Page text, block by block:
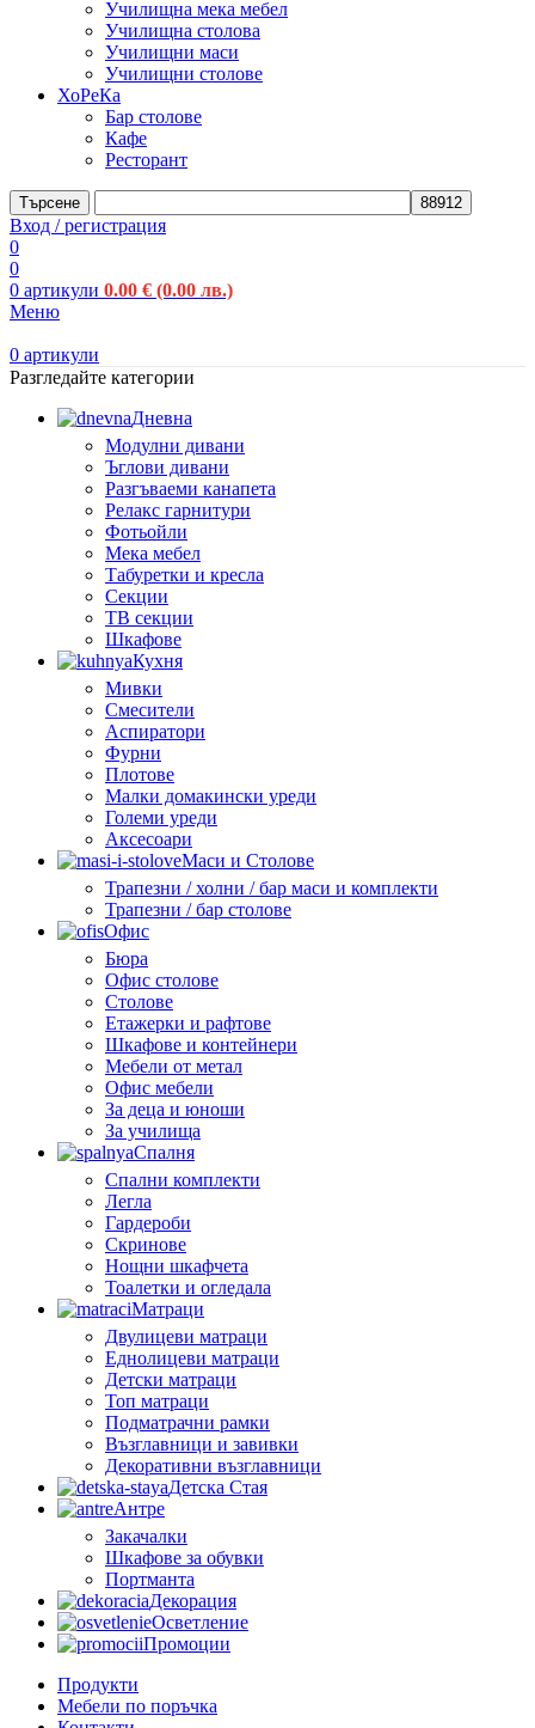
Училищна мека мебел
Училищна столова
Училищни маси
Училищни столове
ХоРеКа
Бар столове
Кафе
Ресторант
Търсене
Вход / регистрация
0
0
0 артикули 0.00 € (0.00 лв.)
Меню
0 артикули
Разгледайте категории
Дневна
Модулни дивани
Ъглови дивани
Разгъваеми канапета
Релакс гарнитури
Фотьойли
Мека мебел
Табуретки и кресла
Секции
ТВ секции
Шкафове
Кухня
Мивки
Смесители
Аспиратори
Фурни
Плотове
Малки домакински уреди
Големи уреди
Аксесоари
Маси и Столове
Трапезни / холни / бар маси и комплекти
Трапезни / бар столове
Офис
Бюра
Офис столове
Столове
Етажерки и рафтове
Шкафове и контейнери
Мебели от метал
Офис мебели
За деца и юноши
За училища
Спалня
Спални комплекти
Легла
Гардероби
Скринове
Нощни шкафчета
Тоалетки и огледала
Матраци
Двулицеви матраци
Еднолицеви матраци
Детски матраци
Топ матраци
Подматрачни рамки
Възглавници и завивки
Декоративни възглавници
Детска Стая
Антре
Закачалки
Шкафове за обувки
Портманта
Декорация
Осветление
Промоции
Продукти
Мебели по поръчка